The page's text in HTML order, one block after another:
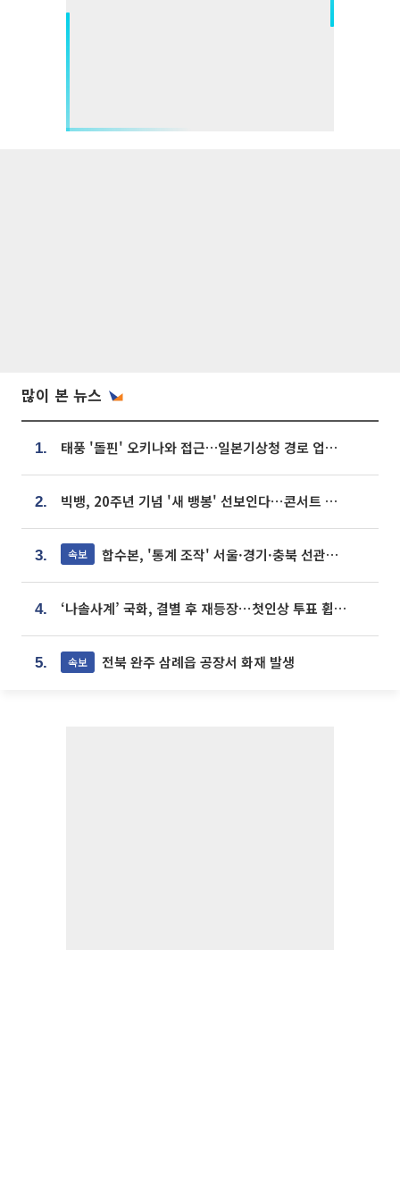
많이 본 뉴스
1. 태풍 '돌핀' 오키나와 접근…일본기상청 경로 업데이트
2. 빅뱅, 20주년 기념 '새 뱅봉' 선보인다⋯콘서트 앞두고 팝업 개최
3. 속보 합수본, '통계 조작' 서울·경기·충북 선관위 등 추가 압수수색
4. ‘나솔사계’ 국화, 결별 후 재등장⋯첫인상 투표 휩쓸고 ‘인기녀’ 등극
5. 속보 전북 완주 삼례읍 공장서 화재 발생